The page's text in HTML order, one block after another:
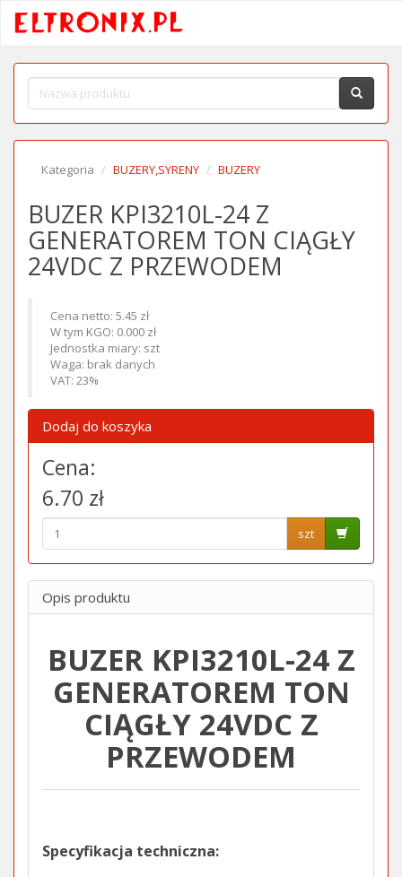
Kategoria BUZERY,SYRENY BUZERY
BUZER KPI3210L-24 Z
GENERATOREM TON CIĄGŁY
24VDC Z PRZEWODEM
Cena netto: 5.45 zł
W tym KGO: 0.000 zł
Jednostka miary: szt
Waga: brak danych
VAT: 23%
Dodaj do koszyka
Cena:
6.70 zł
szt
Opis produktu
BUZER KPI3210L-24 Z
GENERATOREM TON
CIĄGŁY 24VDC Z
PRZEWODEM
Specyfikacja techniczna: